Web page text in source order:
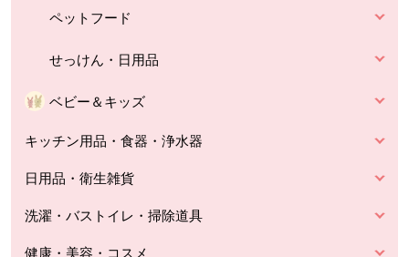
ペットフード
せっけん・日用品
ベビー＆キッズ
キッチン用品・食器・浄水器
日用品・衛生雑貨
洗濯・バストイレ・掃除道具
健康・美容・コスメ